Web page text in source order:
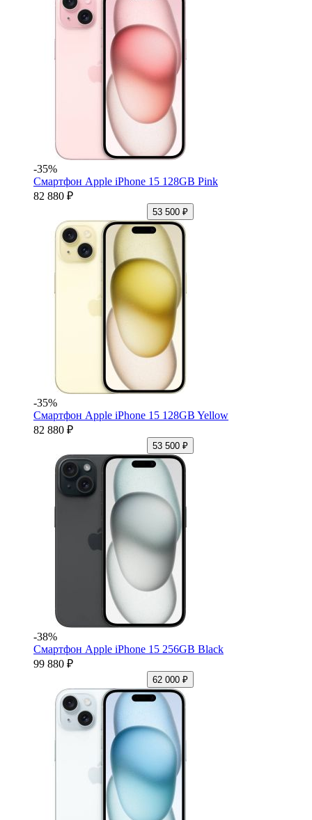
-35%
Смартфон Apple iPhone 15 128GB Pink
82 880 ₽
53 500 ₽
-35%
Смартфон Apple iPhone 15 128GB Yellow
82 880 ₽
53 500 ₽
-38%
Смартфон Apple iPhone 15 256GB Black
99 880 ₽
62 000 ₽